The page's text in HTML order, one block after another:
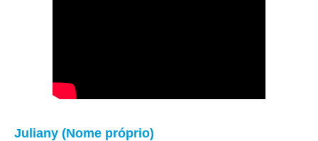
Juliany (Nome próprio)